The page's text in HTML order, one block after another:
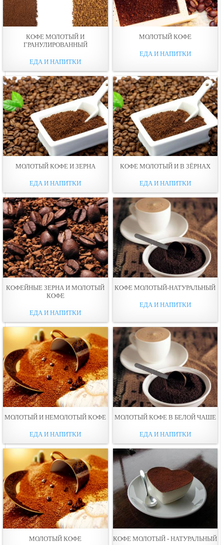
КОФЕ МОЛОТЫЙ И
ГРАНУЛИРОВАННЫЙ
ЕДА И НАПИТКИ
МОЛОТЫЙ КОФЕ
ЕДА И НАПИТКИ
МОЛОТЫЙ КОФЕ И ЗEРНА
ЕДА И НАПИТКИ
КОФЕ МОЛОТЫЙ И В ЗЁРНАХ
ЕДА И НАПИТКИ
КОФЕЙНЫЕ ЗЕРНА И МОЛОТЫЙ
КОФЕ
ЕДА И НАПИТКИ
КОФЕ МОЛОТЫЙ-НАТУРАЛЬНЫЙ
ЕДА И НАПИТКИ
МОЛОТЫЙ И НЕМОЛОТЫЙ КОФЕ
ЕДА И НАПИТКИ
МОЛОТЫЙ КОФЕ В БЕЛОЙ ЧАШЕ
ЕДА И НАПИТКИ
МОЛОТЫЙ КОФЕ КОФЕ МОЛОТЫЙ - НАТУРАЛЬНЫЙ